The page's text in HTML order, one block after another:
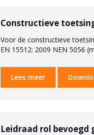
Constructieve
Voor de constructieve
EN 15512: 2009 NEN 5056
Lees meer
Leidraad rol bevoegd